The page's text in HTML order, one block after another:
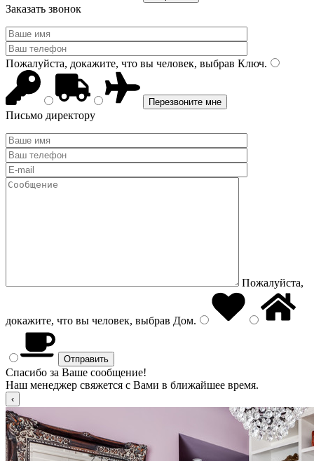
Заказать звонок
Пожалуйста, докажите, что вы человек, выбрав Ключ.
Письмо директору
Пожалуйста,
докажите, что вы человек, выбрав Дом.
Спасибо за Ваше сообщение!
Наш менеджер свяжется с Вами в ближайшее время.